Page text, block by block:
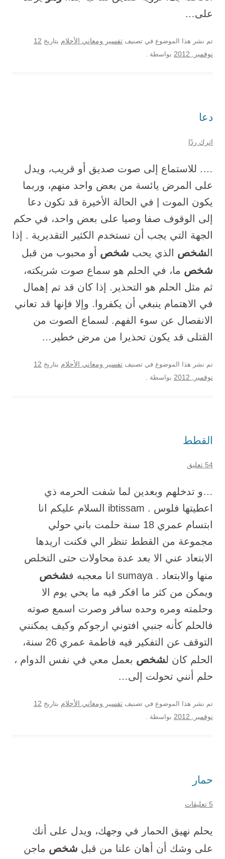
على…
تم نشر هذا الموضوع في تصنيف تفسير ومعاني الأحلام بتاريخ 12
نوفمبر, 2012
بواسطة .
دعا
اترك ردًا
…. للاستماع إلى صوت صديق أو قريب، ويدل
على المرض يائسة من بعض واحد منهم، وربما
يكون الموت | في الحالة الأخيرة قد تكون دعا
إلى الوقوف صفا وصيا على بعض واحد، في حكم
الجهة التي يجب أن تستخدم الكثير التقديرية . إذا
الشخص الذي يحب شخص أو محبوب من قبل
شخص ما، في الحلم هو سماع صوت شريكته،
ثم مثل الحلم هو التحذير. إذا كان قد تم إهمال
في الاهتمام ينبغي أن يكفروا. وإلا فإنها قد تعاني
الانفصال عن سوء الفهم. لسماع الصوت من
القتلى قد يكون تحذيرا من مرض خطير…
تم نشر هذا الموضوع في تصنيف تفسير ومعاني الأحلام بتاريخ 12
نوفمبر, 2012
بواسطة .
القطط
54 تعليق
…و تدخلهم وبعدين لما شفت الحرمه ذي
اعطيتها فلوس . ibtissam السلام عليكم انا
ابتسام عمري 18 سنة حلمت باني حولي
مجموعة من القطط تنظر الي فكنت اريدها
الابتعاد عني الا بعد عدة محاولات حتى التخلص
منها والابتعاد . sumaya انا معجبه ف
شخص
ويمكن من كثر ما افكر فيه ما يحي يوم الا
وحلمته ومره وحده سافر وصرت اسمع صوته
فالحلم كأنه جنبي افتوني ارجوكم وكيف يمكنني
التوقف عن التفكير فيه فاطمة عمري 26 سنة،
الحلم كان لشخص بعمل معي في نفس الدوام ،
حلم أنني تحولت إلى…
تم نشر هذا الموضوع في تصنيف تفسير ومعاني الأحلام بتاريخ 12
نوفمبر, 2012
بواسطة .
حمار
5 تعليقات
يحلم نهيق الحمار في وجهك، ويدل على أنك
على وشك أن أهان علنا ​​من قبل شخص ماجن